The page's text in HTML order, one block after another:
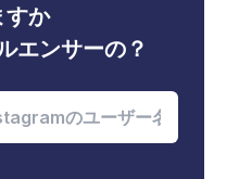
すか
エンサーの？